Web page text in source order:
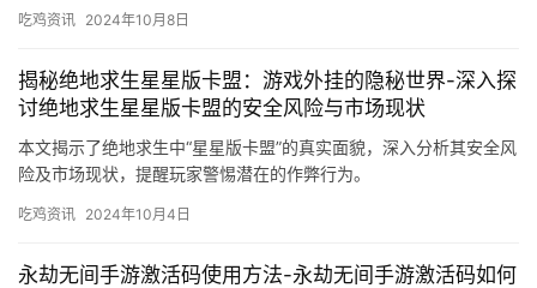
吃鸡资讯 2024年10月8日
揭秘绝地求生星星版卡盟：游戏外挂的隐秘世界-深入探
讨绝地求生星星版卡盟的安全风险与市场现状
本文揭示了绝地求生中“星星版卡盟”的真实面貌，深入分析其安全风
险及市场现状，提醒玩家警惕潜在的作弊行为。
吃鸡资讯 2024年10月4日
永劫无间手游激活码使用方法-永劫无间手游激活码如何